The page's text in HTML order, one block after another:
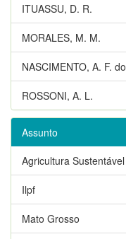
ITUASSU, D. R.
MORALES, M. M.
NASCIMENTO, A. F. do
ROSSONI, A. L.
Assunto
Agricultura Sustentável
Ilpf
Mato Grosso